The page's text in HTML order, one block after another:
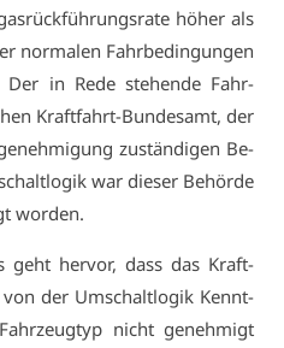
hö­her als
nor­ma­len Fahr­be­din­gun­gen
Der in Re­de ste­hen­de Fahr­
Kraft­fahrt-Bun­des­amt, der
zu­stän­di­gen Be­
war die­ser Be­hör­de
wor­den.
geht her­vor, dass das Kraft­
der Um­schalt­lo­gik Kennt­
nicht ge­neh­migt